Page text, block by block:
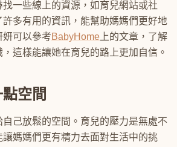
一些線上的資源，如育兒網站或社
多有用的資訊，能幫助媽媽們更好地
妍可以參考BabyHome 上的文章，了解
這樣能讓她在育兒的路上更加自信。
空間
己放鬆的空間。育兒的壓力是無處不
媽媽們更有精力去面對生活中的挑